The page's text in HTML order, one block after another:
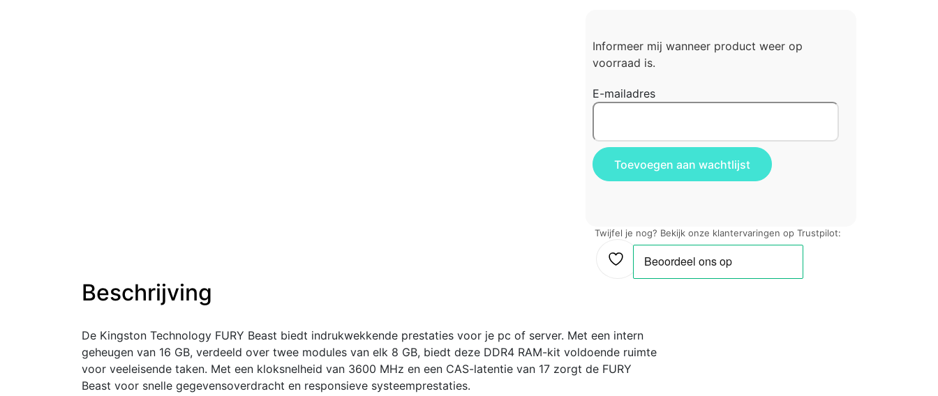
Informeer mij wanneer product weer op
voorraad is.
E-mailadres
Twijfel je nog? Bekijk onze klantervaringen op Trustpilot:
Beschrijving
De Kingston Technology FURY Beast biedt indrukwekkende prestaties voor je pc of server. Met een intern
geheugen van 16 GB, verdeeld over twee modules van elk 8 GB, biedt deze DDR4 RAM-kit voldoende ruimte
voor veeleisende taken. Met een kloksnelheid van 3600 MHz en een CAS-latentie van 17 zorgt de FURY
Beast voor snelle gegevensoverdracht en responsieve systeemprestaties.